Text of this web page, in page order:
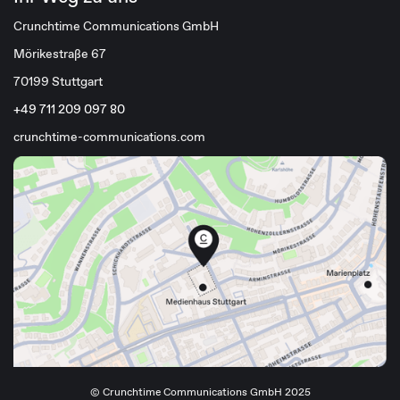
Crunchtime Communications GmbH
Mörikestraße 67
70199 Stuttgart
+49 711 209 097 80
crunchtime-communications.com
© Crunchtime Communications GmbH 2025